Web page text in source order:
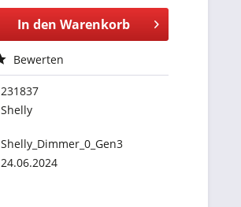
In den Warenkorb
Bewerten
231837
Shelly
Shelly_Dimmer_0_Gen3
24.06.2024